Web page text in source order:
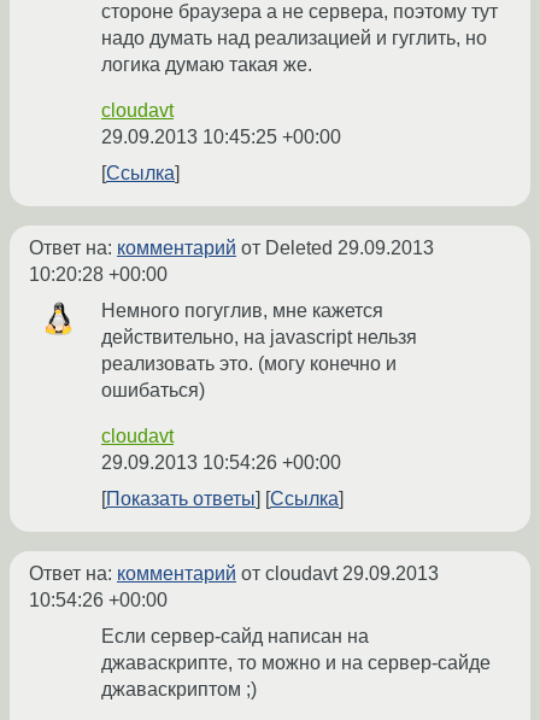
стороне браузера а не сервера, поэтому тут
надо думать над реализацией и гуглить, но
логика думаю такая же.
cloudavt
29.09.2013 10:45:25 +00:00
Ссылка
Ответ на: комментарий от Deleted 29.09.2013
10:20:28 +00:00
Немного погуглив, мне кажется
действительно, на javascript нельзя
реализовать это. (могу конечно и
ошибаться)
cloudavt
29.09.2013 10:54:26 +00:00
Показать ответы
Ссылка
Ответ на: комментарий от cloudavt29.09.2013
10:54:26 +00:00
Если сервер-сайд написан на
джаваскрипте, то можно и на сервер-сайде
джаваскриптом ;)